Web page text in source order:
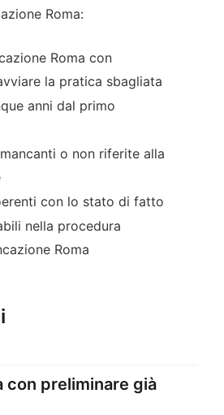
Roma:
Roma con
la pratica sbagliata
anni dal primo
o non riferite alla
con lo stato di fatto
nella procedura
Roma
con preliminare già